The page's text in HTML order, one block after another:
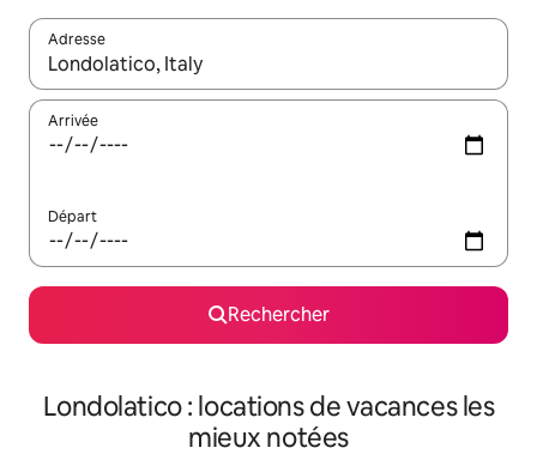
Adresse
Lorsque les résultats s'affichent, utilisez les flèches vers le
Arrivée
Départ
Rechercher
Londolatico : locations de vacances les
mieux notées